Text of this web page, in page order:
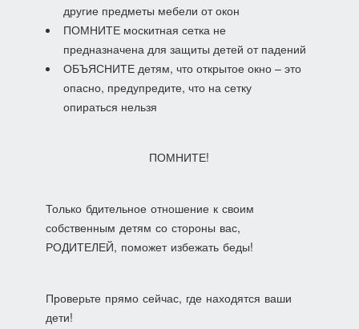
другие предметы мебели от окон
ПОМНИТЕ москитная сетка не
предназначена для защиты детей от падений
ОБЪЯСНИТЕ детям, что открытое окно – это
опасно, предупредите, что на сетку
опираться нельзя
ПОМНИТЕ!
Только бдительное отношение к своим
собственным детям со стороны вас,
РОДИТЕЛЕЙ, поможет избежать беды!
Проверьте прямо сейчас, где находятся ваши
дети!